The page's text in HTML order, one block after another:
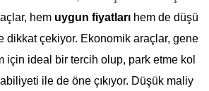
hem uygun fiyatları hem de düşü
dikkat çekiyor. Ekonomik araçlar, gene
için ideal bir tercih olup, park etme kol
ile de öne çıkıyor. Düşük maliy